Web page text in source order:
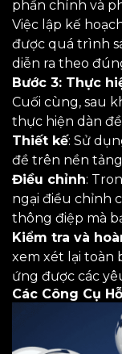
phần chính và
Việc lập kế
được quá trình
diễn ra theo
Bước 3: Thực
Cuối cùng, sau
thực hiện dàn
Thiết kế: Sử
đề trên nền tảng
Điều chỉnh:
ngại điều chỉnh
thông điệp mà
Kiểm tra và
xem xét lại toàn
ứng được các
Các Công Cụ